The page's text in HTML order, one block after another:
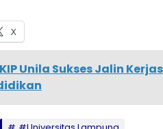
X
Unila Sukses Jalin